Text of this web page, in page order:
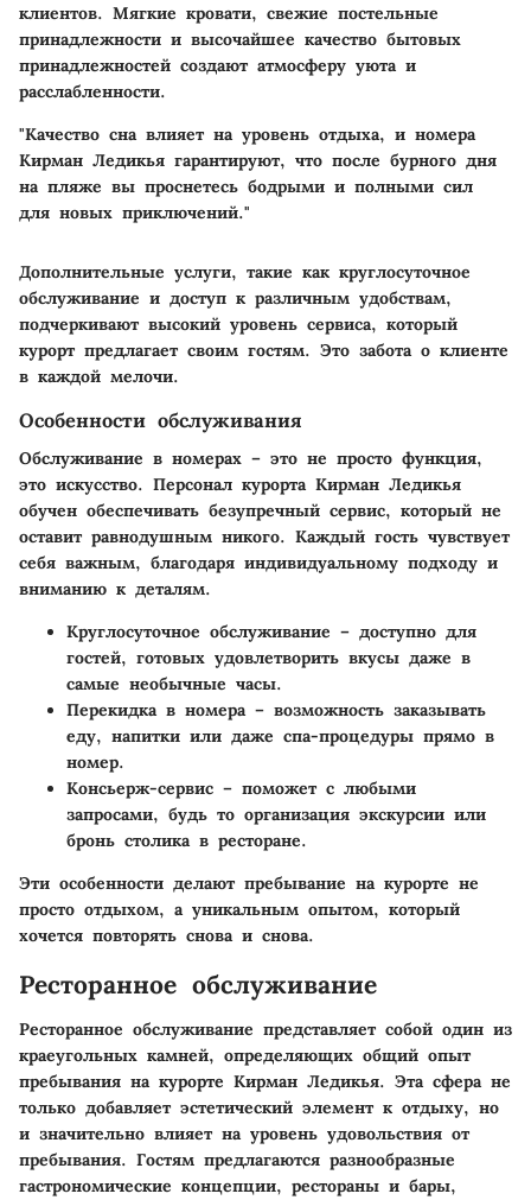
клиентов. Мягкие кровати, свежие постельные
принадлежности и высочайшее качество бытовых
принадлежностей создают атмосферу уюта и
расслабленности.
"Качество сна влияет на уровень отдыха, и номера
Кирман Ледикья гарантируют, что после бурного дня
на пляже вы проснетесь бодрыми и полными сил
для новых приключений."
Дополнительные услуги, такие как круглосуточное
обслуживание и доступ к различным удобствам,
подчеркивают высокий уровень сервиса, который
курорт предлагает своим гостям. Это забота о клиенте
в каждой мелочи.
Особенности обслуживания
Обслуживание в номерах – это не просто функция,
это искусство. Персонал курорта Кирман Ледикья
обучен обеспечивать безупречный сервис, который не
оставит равнодушным никого. Каждый гость чувствует
себя важным, благодаря индивидуальному подходу и
вниманию к деталям.
Круглосуточное обслуживание – доступно для
гостей, готовых удовлетворить вкусы даже в
самые необычные часы.
Перекидка в номера– возможность заказывать
еду, напитки или даже спа-процедуры прямо в
номер.
Консьерж-сервис – поможет с любыми
запросами, будь то организация экскурсии или
бронь столика в ресторане.
Эти особенности делают пребывание на курорте не
просто отдыхом, а уникальным опытом, который
хочется повторять снова и снова.
Ресторанное обслуживание
Ресторанное обслуживание представляет собой один из
краеугольных камней, определяющих общий опыт
пребывания на курорте Кирман Ледикья. Эта сфера не
только добавляет эстетический элемент к отдыху, но
и значительно влияет на уровень удовольствия от
пребывания. Гостям предлагаются разнообразные
гастрономические концепции, рестораны и бары,